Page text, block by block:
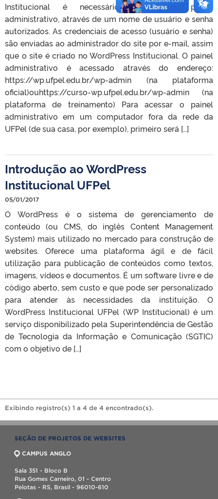
Institucional é necessário acessar o painel
administrativo, através de um nome de usuário e senha
autorizados. As credenciais de acesso (usuário e senha)
são enviadas ao administrador do site por e-mail, assim
que o site é criado no WordPress Institucional. O painel
administrativo é acessado através do endereço:
https://wp.ufpel.edu.br/wp-admin (na plataforma
oficial)ouhttps://curso-wp.ufpel.edu.br/wp-admin (na
plataforma de treinamento) Para acessar o painel
administrativo em um computador fora da rede da
UFPel (de sua casa, por exemplo), primeiro será […]
Introdução ao WordPress
Institucional UFPel
05/01/2017
O WordPress é o sistema de gerenciamento de
conteúdo (ou CMS, do inglês Content Management
System) mais utilizado no mercado para construção de
websites. Oferece uma plataforma ágil e de fácil
utilização para publicação de conteúdos como textos,
imagens, vídeos e documentos. É um software livre e de
código aberto, sem custo e que pode ser personalizado
para atender às necessidades da instituição. O
WordPress Institucional UFPel (WP Institucional) é um
serviço disponibilizado pela Superintendência de Gestão
de Tecnologia da Informação e Comunicação (SGTIC)
com o objetivo de […]
Exibindo registro(s) 1 a 4 de 4 encontrado(s).
SEÇÃO DE PROJETOS DE WEBSITES
CAMPUS ANGLO
Sala 351 - Bloco B
Rua Gomes Carneiro, 01 - Centro
Pelotas - RS, Brasil - 96010-610